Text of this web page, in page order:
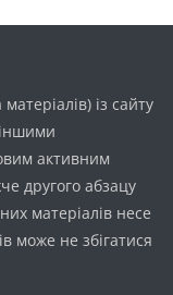
із сайту
активним
другого абзацу
матеріалів несе
може не збігатися